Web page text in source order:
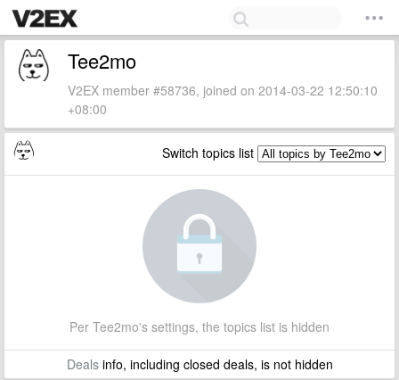
Tee2mo
V2EX member #58736, joined on 2014-03-22 12:50:10
+08:00
Switch topics list
Per Tee2mo's settings, the topics list is hidden
Dealsinfo, including closed deals, is not hidden